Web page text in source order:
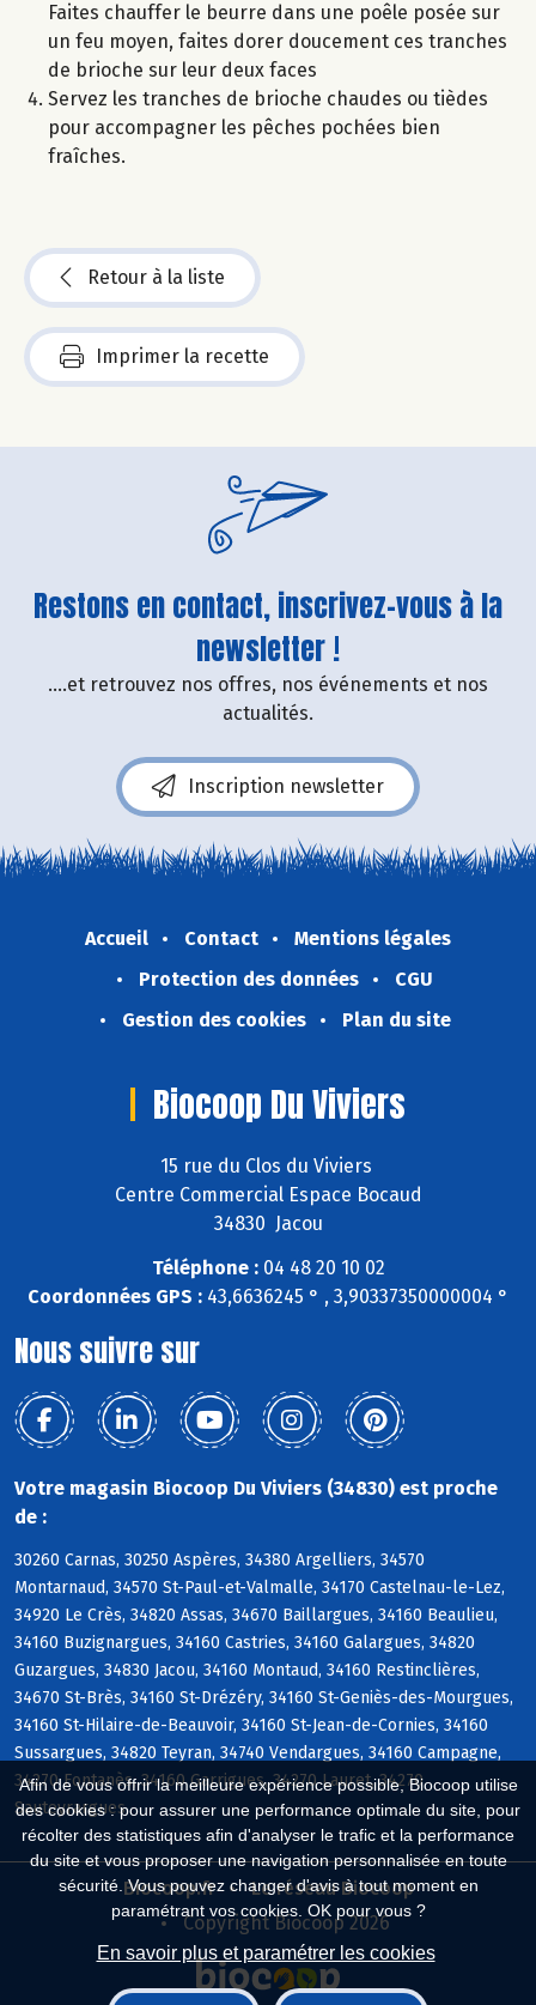
Afin de vous offrir la meilleure expérience possible, Biocoop utilise
des cookies : pour assurer une performance optimale du site, pour
récolter des statistiques afin d'analyser le trafic et la performance
du site et vous proposer une navigation personnalisée en toute
sécurité. Vous pouvez changer d'avis à tout moment en
paramétrant vos cookies. OK pour vous ?
En savoir plus et paramétrer les cookies
Faites chauffer le beurre dans une poêle posée sur
un feu moyen, faites dorer doucement ces tranches
de brioche sur leur deux faces
Servez les tranches de brioche chaudes ou tièdes
pour accompagner les pêches pochées bien
fraîches.
Retour à la liste
Imprimer la recette
Restons en contact, inscrivez-vous à la
newsletter !
....et retrouvez nos offres, nos événements et nos
actualités.
Inscription newsletter
Accueil Contact
Mentions légales
Protection des données
CGU
Gestion des cookies
Plan du site
Biocoop Du Viviers
15 rue du Clos du Viviers
Centre Commercial Espace Bocaud
34830 Jacou
Téléphone :04 48 20 10 02
Coordonnées GPS : 43,6636245 ° , 3,90337350000004 °
Nous suivre sur
Votre magasin Biocoop Du Viviers (34830) est proche
de :
30260 Carnas, 30250 Aspères, 34380 Argelliers, 34570
Montarnaud, 34570 St-Paul-et-Valmalle, 34170 Castelnau-le-Lez,
34920 Le Crès, 34820 Assas, 34670 Baillargues, 34160 Beaulieu,
34160 Buzignargues, 34160 Castries, 34160 Galargues, 34820
Guzargues, 34830 Jacou, 34160 Montaud, 34160 Restinclières,
34670 St-Brès, 34160 St-Drézéry, 34160 St-Geniès-des-Mourgues,
34160 St-Hilaire-de-Beauvoir, 34160 St-Jean-de-Cornies, 34160
Sussargues, 34820 Teyran, 34740 Vendargues, 34160 Campagne,
34270 Fontanès, 34160 Garrigues, 34270 Lauret, 34270
Sauteyrargues
Biocoop.fr
Le réseau Biocoop
Copyright Biocoop 2026